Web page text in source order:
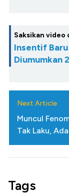
Saksikan video
Insentif
Diumumkan
Next Article
Muncul
Tak Laku,
Tags